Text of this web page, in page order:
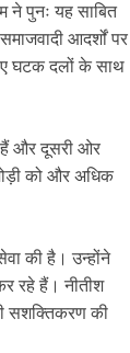
ने पुनः यह साबित
आदर्शों पर
घटक दलों के साथ
हैं और दूसरी ओर
को और अधिक
की है। उन्होंने
रहे हैं। नीतीश
सशक्तिकरण की